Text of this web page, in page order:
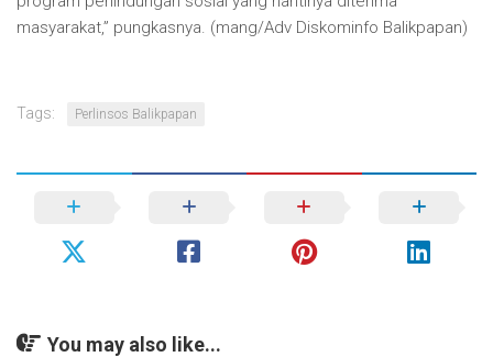
masyarakat,” pungkasnya. (mang/Adv Diskominfo Balikpapan)
Tags: Perlinsos Balikpapan
You may also like...